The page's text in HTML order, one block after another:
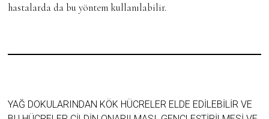
hastalarda da bu yöntem kullanılabilir.
YAĞ DOKULARINDAN KÖK HÜCRELER ELDE EDILEBILIR VE